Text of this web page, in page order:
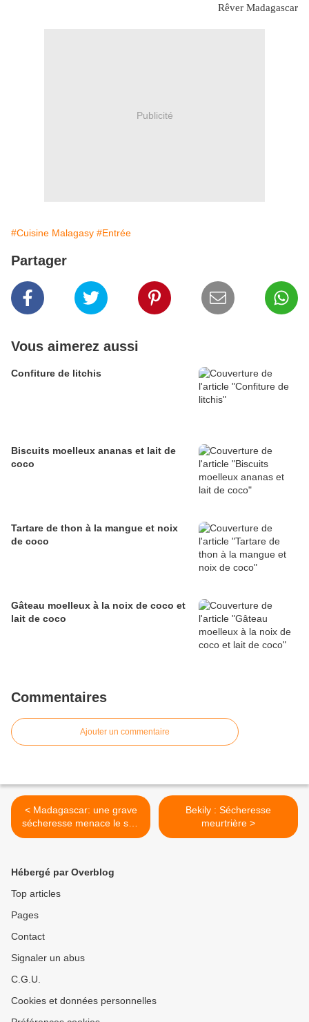
Rêver Madagascar
Publicité
#Cuisine Malagasy #Entrée
Partager
Vous aimerez aussi
Confiture de litchis
Biscuits moelleux ananas et lait de
coco
Tartare de thon à la mangue et noix
de coco
Gâteau moelleux à la noix de coco et
lait de coco
Commentaires
Ajouter un commentaire
< Madagascar: une grave
sécheresse menace le sud
du pays
Bekily : Sécheresse
meurtrière >
Hébergé par Overblog
Top articles
Pages
Contact
Signaler un abus
C.G.U.
Cookies et données personnelles